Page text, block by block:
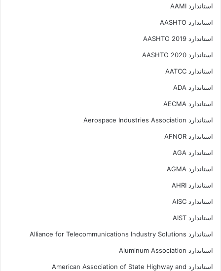
استاندارد AAMI
استاندارد AASHTO
استاندارد AASHTO 2019
استاندارد AASHTO 2020
استاندارد AATCC
استاندارد ADA
استاندارد AECMA
استاندارد Aerospace Industries Association
استاندارد AFNOR
استاندارد AGA
استاندارد AGMA
استاندارد AHRI
استاندارد AISC
استاندارد AIST
استاندارد Alliance for Telecommunications Industry Solutions
استاندارد Aluminum Association
استاندارد American Association of State Highway and